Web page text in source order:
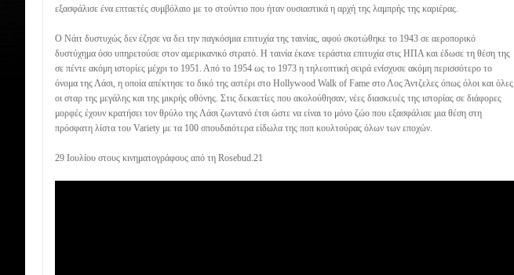
εξασφάλισε ένα επταετές συμβόλαιο με το στούντιο που ήταν ουσιαστικά η αρχή της λαμπρής της καριέρας.
Ο Νάιτ δυστυχώς δεν έζησε να δει την παγκόσμια επιτυχία της ταινίας, αφού σκοτώθηκε το 1943 σε αεροπορικό
δυστύχημα όσο υπηρετούσε στον αμερικανικό στρατό. Η ταινία έκανε τεράστια επιτυχία στις ΗΠΑ και έδωσε τη θέση της
σε πέντε ακόμη ιστορίες μέχρι το 1951. Από το 1954 ως το 1973 η τηλεοπτική σειρά ενίσχυσε ακόμη περισσότερο το
όνομα της Λάσι, η οποία απέκτησε το δικό της αστέρι στο Hollywood Walk of Fame στο Λος Άντζελες όπως όλοι και όλες
οι σταρ της μεγάλης και της μικρής οθόνης. Στις δεκαετίες που ακολούθησαν, νέες διασκευές της ιστορίας σε διάφορες
μορφές έχουν κρατήσει τον θρύλο της Λάσι ζωντανό έτσι ώστε να είναι το μόνο ζώο που εξασφάλισε μια θέση στη
πρόσφατη λίστα του Variety με τα 100 σπουδαιότερα είδωλα της ποπ κουλτούρας όλων των εποχών.
29 Ιουλίου στους κινηματογράφους από τη Rosebud.21